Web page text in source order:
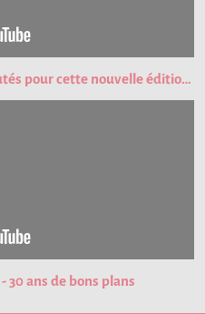
GRAND FORMAT : des nouveautés pour cette nouvelle édition du Passeport Gourmand !
30 ans de bons plans